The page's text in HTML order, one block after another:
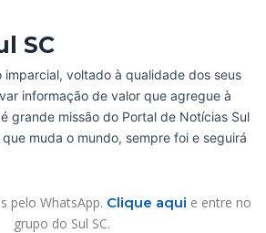
SC
imparcial, voltado à qualidade dos seus
informação de valor que agregue à
grande missão do Portal de Notícias Sul
muda o mundo, sempre foi e seguirá
pelo WhatsApp. Clique aqui e entre no
grupo do Sul SC.